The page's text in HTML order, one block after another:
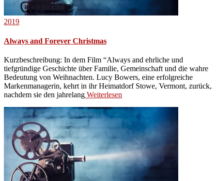
2019
Always and Forever Christmas
Kurzbeschreibung: In dem Film “Always and ehrliche und
tiefgründige Geschichte über Familie, Gemeinschaft und die wahre
Bedeutung von Weihnachten. Lucy Bowers, eine erfolgreiche
Markenmanagerin, kehrt in ihr Heimatdorf Stowe, Vermont, zurück,
nachdem sie den jahrelang Weiterlesen